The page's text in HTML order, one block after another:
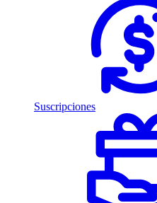
Suscripciones